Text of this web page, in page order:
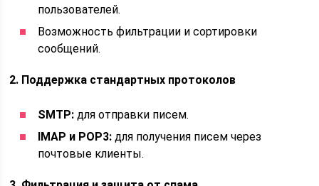
пользователей.
Возможность фильтрации и сортировки
сообщений.
2. Поддержка стандартных протоколов
SMTP: для отправки писем.
IMAP и POP3: для получения писем через
почтовые клиенты.